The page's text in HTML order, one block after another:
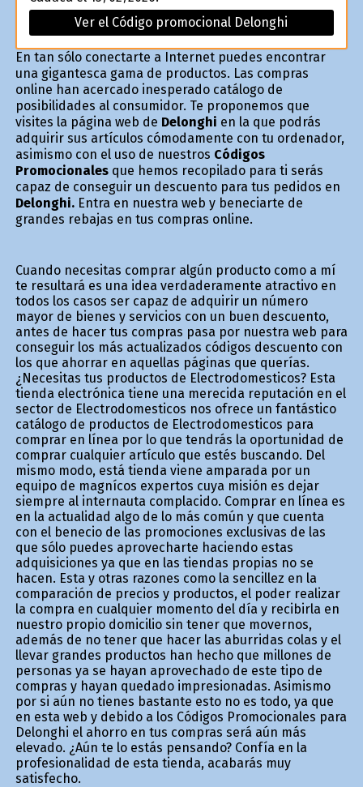
Ver el Código promocional Delonghi
En tan sólo conectarte a Internet puedes encontrar
una gigantesca gama de productos. Las compras
online han acercado inesperado catálogo de
posibilidades al consumidor. Te proponemos que
visites la página web de Delonghi en la que podrás
adquirir sus artículos cómodamente con tu ordenador,
asimismo con el uso de nuestros Códigos
Promocionalesque hemos recopilado para ti serás
capaz de conseguir un descuento para tus pedidos en
Delonghi.Entra en nuestra web y beneficiarte de
grandes rebajas en tus compras online.
Cuando necesitas comprar algún producto como a mí
te resultará es una idea verdaderamente atractivo en
todos los casos ser capaz de adquirir un número
mayor de bienes y servicios con un buen descuento,
antes de hacer tus compras pasa por nuestra web para
conseguir los más actualizados códigos descuento con
los que ahorrar en aquellas páginas que querías.
¿Necesitas tus productos de Electrodomesticos? Esta
tienda electrónica tiene una merecida reputación en el
sector de Electrodomesticos nos ofrece un fantástico
catálogo de productos de Electrodomesticos para
comprar en línea por lo que tendrás la oportunidad de
comprar cualquier artículo que estés buscando. Del
mismo modo, está tienda viene amparada por un
equipo de magníficos expertos cuya misión es dejar
siempre al internauta complacido. Comprar en línea es
en la actualidad algo de lo más común y que cuenta
con el beneficio de las promociones exclusivas de las
que sólo puedes aprovecharte haciendo estas
adquisiciones ya que en las tiendas propias no se
hacen. Esta y otras razones como la sencillez en la
comparación de precios y productos, el poder realizar
la compra en cualquier momento del día y recibirla en
nuestro propio domicilio sin tener que movernos,
además de no tener que hacer las aburridas colas y el
llevar grandes productos han hecho que millones de
personas ya se hayan aprovechado de este tipo de
compras y hayan quedado impresionadas. Asimismo
por si aún no tienes bastante esto no es todo, ya que
en esta web y debido a los Códigos Promocionales para
Delonghi el ahorro en tus compras será aún más
elevado. ¿Aún te lo estás pensando? Confía en la
profesionalidad de esta tienda, acabarás muy
satisfecho.